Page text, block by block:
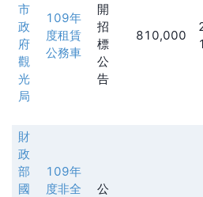
市
政
府
觀
光
局
109年
度租賃
公務車
開
招
標
公
告
810,000
財
政
部
國
109年
度非全
公